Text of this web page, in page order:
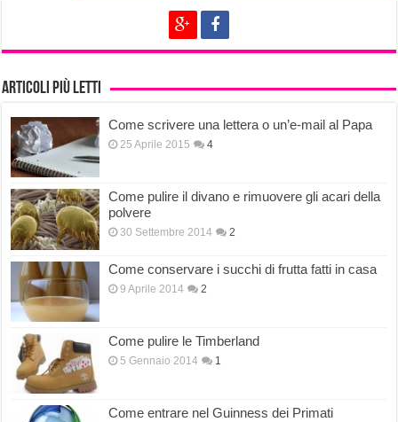
Articoli più letti
Come scrivere una lettera o un’e-mail al Papa
25 Aprile 2015 4
Come pulire il divano e rimuovere gli acari della
polvere
30 Settembre 2014 2
Come conservare i succhi di frutta fatti in casa
9 Aprile 2014 2
Come pulire le Timberland
5 Gennaio 2014 1
Come entrare nel Guinness dei Primati